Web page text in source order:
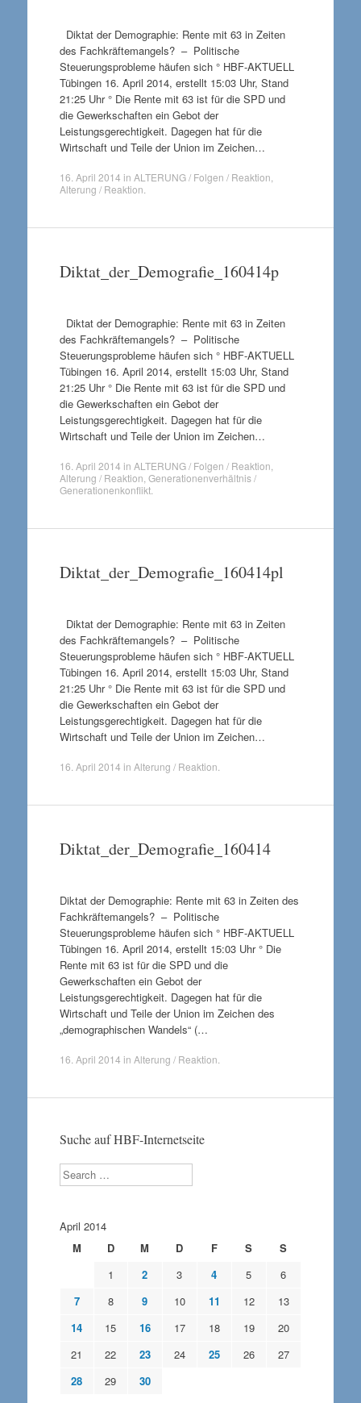
Diktat der Demographie: Rente mit 63 in Zeiten
des Fachkräftemangels? – Politische
Steuerungsprobleme häufen sich ° HBF-AKTUELL
Tübingen 16. April 2014, erstellt 15:03 Uhr, Stand
21:25 Uhr ° Die Rente mit 63 ist für die SPD und
die Gewerkschaften ein Gebot der
Leistungsgerechtigkeit. Dagegen hat für die
Wirtschaft und Teile der Union im Zeichen…
16. April 2014 in ALTERUNG / Folgen / Reaktion
Alterung / Reaktion
Diktat_der_Demografie_160414p
Diktat der Demographie: Rente mit 63 in Zeiten
des Fachkräftemangels? – Politische
Steuerungsprobleme häufen sich ° HBF-AKTUELL
Tübingen 16. April 2014, erstellt 15:03 Uhr, Stand
21:25 Uhr ° Die Rente mit 63 ist für die SPD und
die Gewerkschaften ein Gebot der
Leistungsgerechtigkeit. Dagegen hat für die
Wirtschaft und Teile der Union im Zeichen…
16. April 2014 in ALTERUNG / Folgen / Reaktion
Alterung / Reaktion Generationenverhältnis /
Generationenkonflikt.
Diktat_der_Demografie_160414pl
Diktat der Demographie: Rente mit 63 in Zeiten
des Fachkräftemangels? – Politische
Steuerungsprobleme häufen sich ° HBF-AKTUELL
Tübingen 16. April 2014, erstellt 15:03 Uhr, Stand
21:25 Uhr ° Die Rente mit 63 ist für die SPD und
die Gewerkschaften ein Gebot der
Leistungsgerechtigkeit. Dagegen hat für die
Wirtschaft und Teile der Union im Zeichen…
16. April 2014 in Alterung / Reaktion
Diktat_der_Demografie_160414
Diktat der Demographie: Rente mit 63 in Zeiten des
Fachkräftemangels? – Politische
Steuerungsprobleme häufen sich ° HBF-AKTUELL
Tübingen 16. April 2014, erstellt 15:03 Uhr ° Die
Rente mit 63 ist für die SPD und die
Gewerkschaften ein Gebot der
Leistungsgerechtigkeit. Dagegen hat für die
Wirtschaft und Teile der Union im Zeichen des
„demographischen Wandels“ (…
16. April 2014 in Alterung / Reaktion
Suche auf HBF-Internetseite
Search
April 2014
M
D M D F S
S
1
2 3 4 5
6
7
8 9 10 11 12
13
14
15 16 17 18 19
20
21
22 23 24 25 26
27
28
29 30